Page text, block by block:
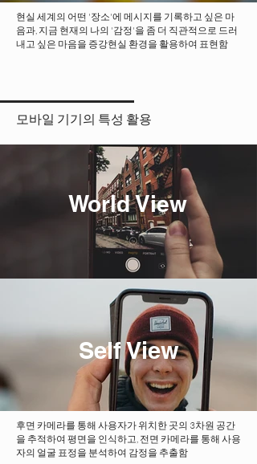
현실 세계의 어떤 '장소'에 메시지를 기록하고 싶은 마
음과, 지금 현재의 나의 '감정'을 좀 더 직관적으로 드러
내고 싶은 마음을 증강현실 환경을 활용하여 표현함
모바일 기기의 특성 활용
World View
Self View
후면 카메라를 통해 사용자가 위치한 곳의 3차원 공간
을 추적하여 평면을 인식하고, 전면 카메라를 통해 사용
자의 얼굴 표정을 분석하여 감정을 추출함